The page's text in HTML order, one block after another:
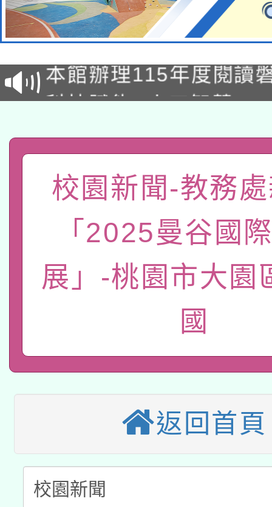
適應運動共學行動站研
本館辦理115年度閱讀
暨閱讀推動專業研習
科技賦能─人工智慧
「數位內容與教學軟體
pilot」
有關大陸委員會函釋公
薪期間赴陸應申請許可
轉知經濟部水利署委託
業技術研究院辦理「
用水績優單位及節水達
115年8月22日(星期六
桃園市孔廟祈福系列
開 智慧啟航」
2026年桃園地景藝術
「2026桃園藝術巡演
適應運動共學行動站研
本館辦理115年度閱讀
暨閱讀推動專業研習
科技賦能─人工智慧
A3數位素養講師名單
「數位內容與教學軟體
pilot」
有關大陸委員會函釋公
校園新聞-教務
「2025曼谷國
展」-桃園市大園
國
返回首頁